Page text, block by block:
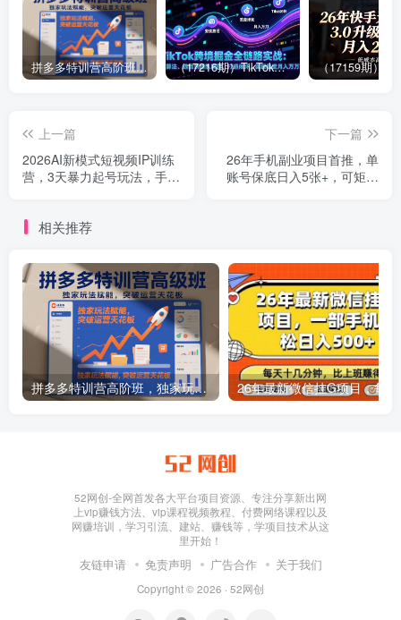
拼多多特训营高阶班，独家玩法赋能，突破运营天花板（更新26年1月） （17216期）TikTok跨境掘金全链路实战：从算法、选品到团队管理，打通闭环，实现稳定月入万刀
上一篇
2026AI新模式短视频IP训练
营，3天暴力起号玩法，手把
下一篇
26年手机副业项目首推，单
账号保底日入5张+，可矩阵
相关推荐
拼多多特训营高阶班，独家玩法赋能，突破运营天花板（更新26年1月）
52网创-全网首发各大平台项目资源、专注分享新出网
上vip赚钱方法、vip课程视频教程、付费网络课程以及
网赚培训，学习引流、建站、赚钱等，学项目技术从这
里开始！
友链申请 免责声明 广告合作 关于我们
Copyright © 2026 · 52网创